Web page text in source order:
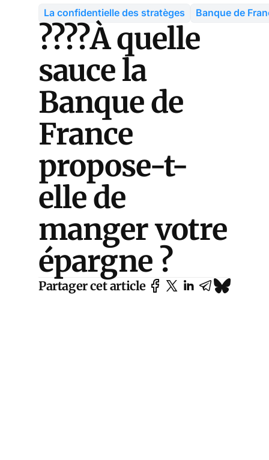
La confidentielle des stratèges Banque de
????À quelle
sauce la
Banque de
France
propose-t-
elle de
manger votre
épargne ?
Partager cet article